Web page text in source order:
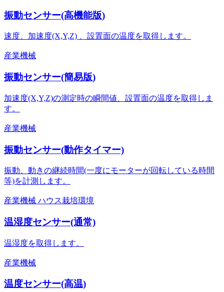
振動センサー(高機能版)
速度、加速度(X,Y,Z) 、設置面の温度を取得します。
産業機械
振動センサー(簡易版)
加速度(X,Y,Z)の測定時の瞬間値、設置面の温度を取得しま
す。
産業機械
振動センサー(動作タイマー)
振動、動きの継続時間(一度にモーターが回転している時間
等)を計測します。
産業機械 ハウス栽培環境
温湿度センサー(通常)
温湿度を取得します。
産業機械
温度センサー(高温)